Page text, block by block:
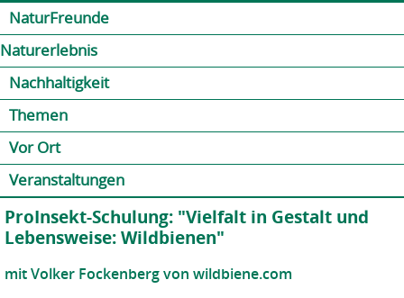
NaturFreunde
Naturerlebnis
Nachhaltigkeit
Themen
Vor Ort
Veranstaltungen
ProInsekt-Schulung: "Vielfalt in Gestalt und
Lebensweise: Wildbienen"
mit Volker Fockenberg von wildbiene.com